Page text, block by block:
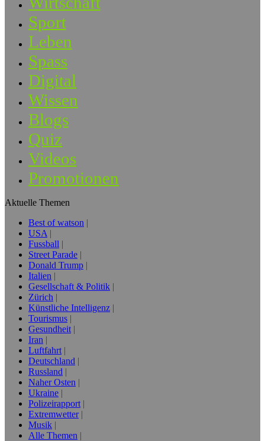
Sport
Leben
Spass
Digital
Wissen
Blogs
Quiz
Videos
Promotionen
Aktuelle Themen
Best of watson
USA
Fussball
Street Parade
Donald Trump
Italien
Gesellschaft & Politik
Zürich
Künstliche Intelligenz
Tourismus
Gesundheit
Iran
Luftfahrt
Deutschland
Russland
Naher Osten
Ukraine
Polizeirapport
Extremwetter
Musik
Alle Themen